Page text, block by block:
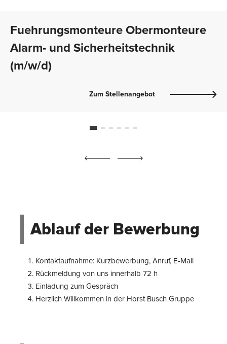
Fuehrungsmonteure Obermonteure
Alarm- und Sicherheitstechnik
(m/w/d)
Zum Stellenangebot
Ablauf der Bewerbung
Kontaktaufnahme: Kurzbewerbung, Anruf, E-Mail
Rückmeldung von uns innerhalb 72 h
Einladung zum Gespräch
Herzlich Willkommen in der Horst Busch Gruppe